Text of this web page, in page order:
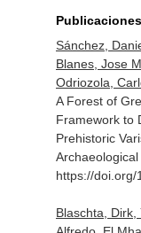
Sánchez,
Blanes, Jose
Odriozola,
A Forest of
Framework to
Prehistoric
https://doi.org/
Blaschta, Dirk,